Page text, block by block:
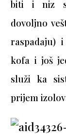
biti i niz
dovoljno
raspadaju)
kofa i još
služi ka
prijem